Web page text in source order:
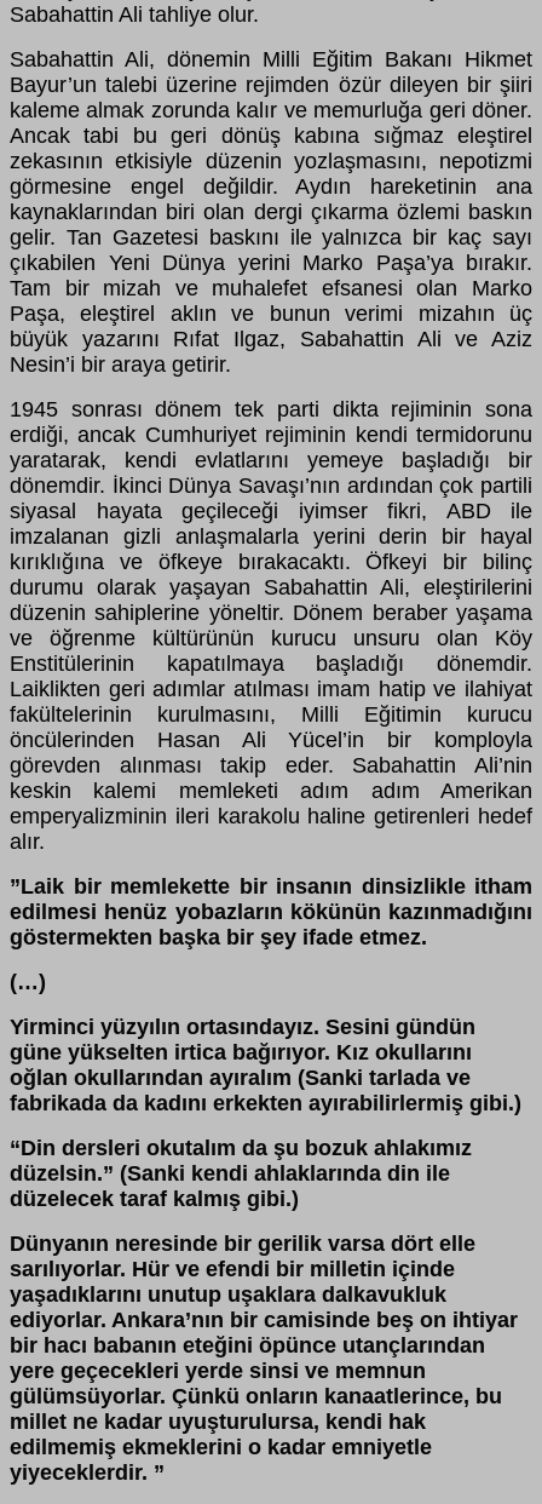
Sabahattin Ali tahliye olur.
Sabahattin Ali, dönemin Milli Eğitim Bakanı Hikmet
Bayur’un talebi üzerine rejimden özür dileyen bir şiiri
kaleme almak zorunda kalır ve memurluğa geri döner.
Ancak tabi bu geri dönüş kabına sığmaz eleştirel
zekasının etkisiyle düzenin yozlaşmasını, nepotizmi
görmesine engel değildir. Aydın hareketinin ana
kaynaklarından biri olan dergi çıkarma özlemi baskın
gelir. Tan Gazetesi baskını ile yalnızca bir kaç sayı
çıkabilen Yeni Dünya yerini Marko Paşa’ya bırakır.
Tam bir mizah ve muhalefet efsanesi olan Marko
Paşa, eleştirel aklın ve bunun verimi mizahın üç
büyük yazarını Rıfat Ilgaz, Sabahattin Ali ve Aziz
Nesin’i bir araya getirir.
1945 sonrası dönem tek parti dikta rejiminin sona
erdiği, ancak Cumhuriyet rejiminin kendi termidorunu
yaratarak, kendi evlatlarını yemeye başladığı bir
dönemdir. İkinci Dünya Savaşı’nın ardından çok partili
siyasal hayata geçileceği iyimser fikri, ABD ile
imzalanan gizli anlaşmalarla yerini derin bir hayal
kırıklığına ve öfkeye bırakacaktı. Öfkeyi bir bilinç
durumu olarak yaşayan Sabahattin Ali, eleştirilerini
düzenin sahiplerine yöneltir. Dönem beraber yaşama
ve öğrenme kültürünün kurucu unsuru olan Köy
Enstitülerinin kapatılmaya başladığı dönemdir.
Laiklikten geri adımlar atılması imam hatip ve ilahiyat
fakültelerinin kurulmasını, Milli Eğitimin kurucu
öncülerinden Hasan Ali Yücel’in bir komployla
görevden alınması takip eder. Sabahattin Ali’nin
keskin kalemi memleketi adım adım Amerikan
emperyalizminin ileri karakolu haline getirenleri hedef
alır.
”Laik bir memlekette bir insanın dinsizlikle itham
edilmesi henüz yobazların kökünün kazınmadığını
göstermekten başka bir şey ifade etmez.
(…)
Yirminci yüzyılın ortasındayız. Sesini gündün
güne yükselten irtica bağırıyor. Kız okullarını
oğlan okullarından ayıralım (Sanki tarlada ve
fabrikada da kadını erkekten ayırabilirlermiş gibi.)
“Din dersleri okutalım da şu bozuk ahlakımız
düzelsin.” (Sanki kendi ahlaklarında din ile
düzelecek taraf kalmış gibi.)
Dünyanın neresinde bir gerilik varsa dört elle
sarılıyorlar. Hür ve efendi bir milletin içinde
yaşadıklarını unutup uşaklara dalkavukluk
ediyorlar. Ankara’nın bir camisinde beş on ihtiyar
bir hacı babanın eteğini öpünce utançlarından
yere geçecekleri yerde sinsi ve memnun
gülümsüyorlar. Çünkü onların kanaatlerince, bu
millet ne kadar uyuşturulursa, kendi hak
edilmemiş ekmeklerini o kadar emniyetle
yiyeceklerdir. ”